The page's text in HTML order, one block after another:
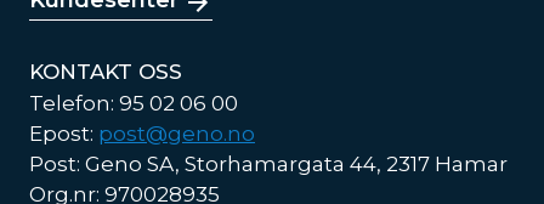
KONTAKT OSS
Telefon: 95 02 06 00
Epost: post@geno.no
Post: Geno SA, Storhamargata 44, 2317 Hamar
Org.nr: 970028935